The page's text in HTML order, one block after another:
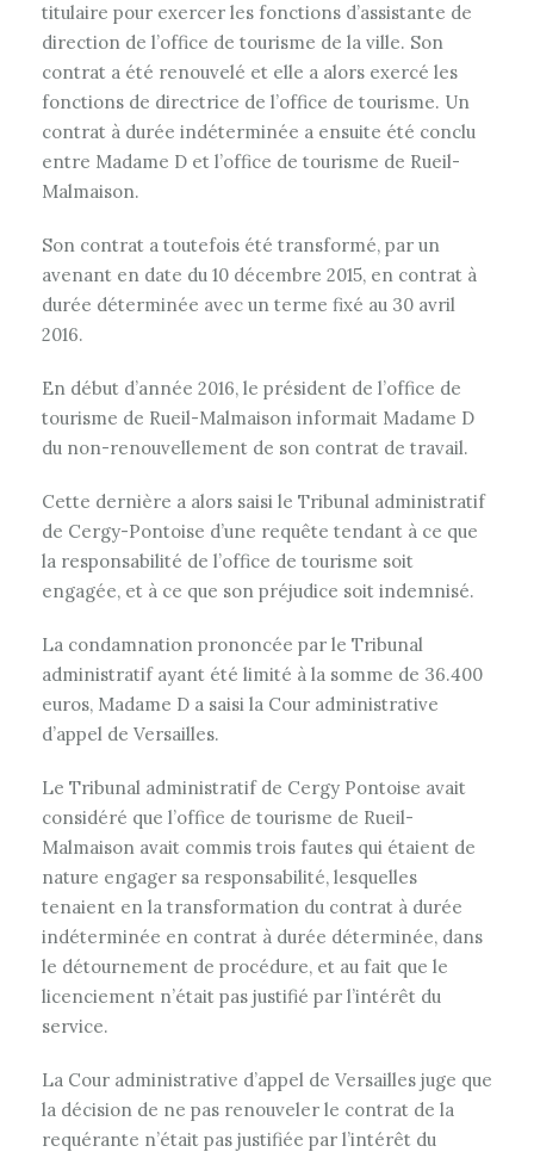
titulaire pour exercer les fonctions d’assistante de
direction de l’office de tourisme de la ville. Son
contrat a été renouvelé et elle a alors exercé les
fonctions de directrice de l’office de tourisme. Un
contrat à durée indéterminée a ensuite été conclu
entre Madame D et l’office de tourisme de Rueil-
Malmaison.
Son contrat a toutefois été transformé, par un
avenant en date du 10 décembre 2015, en contrat à
durée déterminée avec un terme fixé au 30 avril
2016.
En début d’année 2016, le président de l’office de
tourisme de Rueil-Malmaison informait Madame D
du non-renouvellement de son contrat de travail.
Cette dernière a alors saisi le Tribunal administratif
de Cergy-Pontoise d’une requête tendant à ce que
la responsabilité de l’office de tourisme soit
engagée, et à ce que son préjudice soit indemnisé.
La condamnation prononcée par le Tribunal
administratif ayant été limité à la somme de 36.400
euros, Madame D a saisi la Cour administrative
d’appel de Versailles.
Le Tribunal administratif de Cergy Pontoise avait
considéré que l’office de tourisme de Rueil-
Malmaison avait commis trois fautes qui étaient de
nature engager sa responsabilité, lesquelles
tenaient en la transformation du contrat à durée
indéterminée en contrat à durée déterminée, dans
le détournement de procédure, et au fait que le
licenciement n’était pas justifié par l’intérêt du
service.
La Cour administrative d’appel de Versailles juge que
la décision de ne pas renouveler le contrat de la
requérante n’était pas justifiée par l’intérêt du